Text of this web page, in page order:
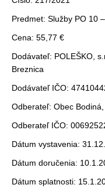
Predmet: Služby PO 10
Cena: 55,77 €
Dodávateľ: POLEŠKO,
Breznica
Dodávateľ IČO:
Odberateľ: Obec
Odberateľ IČO:
Dátum vystavenia:
Dátum doručenia:
Dátum splatnosti: